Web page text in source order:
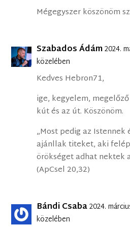
Mégegyszer köszönöm
Szabados Ádám2024.
közelében
Kedves Hebron71,
ige, kegyelem,
kút és az út. Köszönöm.
„Most pedig az
ajánllak titeket, aki
örökséget adhat nektek
(ApCsel 20,32)
Bándi Csaba2024.
közelében